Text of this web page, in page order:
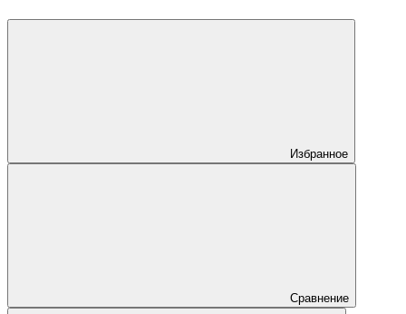
Избранное
Сравнение